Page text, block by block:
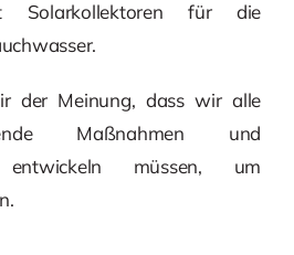
Solarkollektoren für die
der Meinung, dass wir alle
Maßnahmen und
entwickeln müssen, um